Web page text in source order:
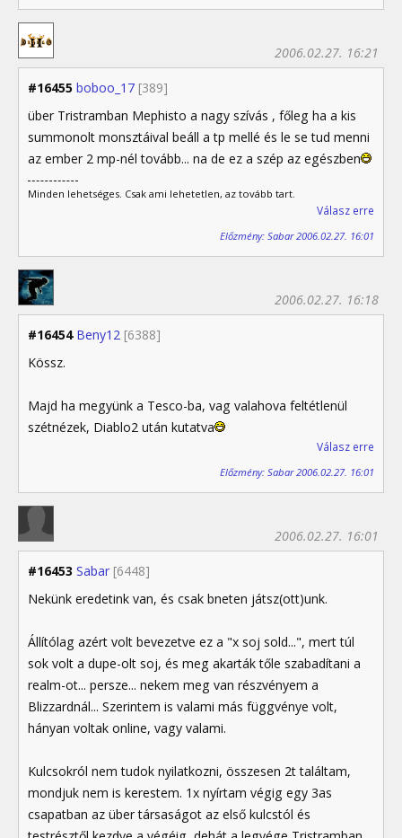
#16455 boboo_17 [389]
2006.02.27. 16:21
über Tristramban Mephisto a nagy szívás , főleg ha a kis
summonolt monsztáival beáll a tp mellé és le se tud menni
az ember 2 mp-nél tovább... na de ez a szép az egészben
Minden lehetséges. Csak ami lehetetlen, az tovább tart.
Válasz erre
Előzmény: Sabar 2006.02.27. 16:01
#16454 Beny12 [6388]
2006.02.27. 16:18
Kössz.
Majd ha megyünk a Tesco-ba, vag valahova feltétlenül
szétnézek, Diablo2 után kutatva
Válasz erre
Előzmény: Sabar 2006.02.27. 16:01
#16453 Sabar [6448]
2006.02.27. 16:01
Nekünk eredetink van, és csak bneten játsz(ott)unk.
Állítólag azért volt bevezetve ez a "x soj sold...", mert túl
sok volt a dupe-olt soj, és meg akarták tőle szabadítani a
realm-ot... persze... nekem meg van részvényem a
Blizzardnál... Szerintem is valami más függvénye volt,
hányan voltak online, vagy valami.
Kulcsokról nem tudok nyilatkozni, összesen 2t találtam,
mondjuk nem is kerestem. 1x nyírtam végig egy 3as
csapatban az über társaságot az első kulcstól és